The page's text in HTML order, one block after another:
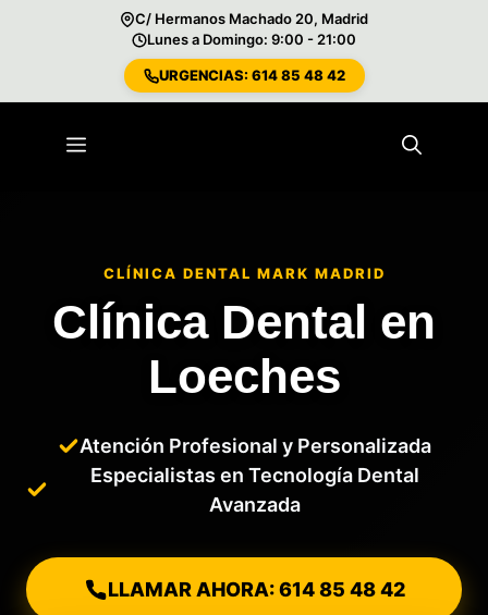
C/ Hermanos Machado 20, Madrid
Lunes a Domingo: 9:00 - 21:00
URGENCIAS: 614 85 48 42
Menú
CLÍNICA DENTAL MARK MADRID
Clínica Dental en
Loeches
Atención Profesional y Personalizada
Especialistas en Tecnología Dental
Avanzada
LLAMAR AHORA: 614 85 48 42